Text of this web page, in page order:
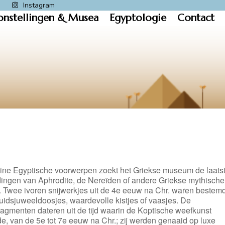
Instagram
& Musea Egyptologie Contact
Egyptische voorwerpen zoekt het Griekse museum de
van Aphrodite, de Nereïden of andere Griekse mythische
Twee ivoren snijwerkjes uit de 4e eeuw na Chr. waren
waardevolle kistjes of vaasjes. De
dateren uit de tijd waarin de Koptische weefkunst
van de 5e tot 7e eeuw na Chr.; zij werden genaaid op luxe